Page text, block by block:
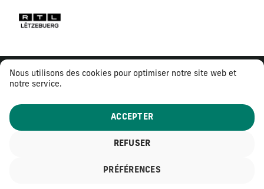
Nous utilisons des cookies pour optimiser notre site web et
notre service.
ACCEPTER
REFUSER
PRÉFÉRENCES